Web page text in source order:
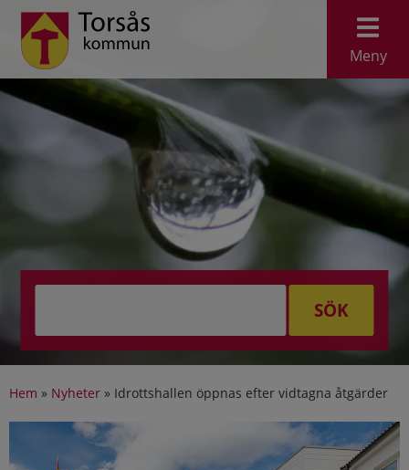
Meny
SÖK
Hem » Nyheter » Idrottshallen öppnas efter vidtagna åtgärder